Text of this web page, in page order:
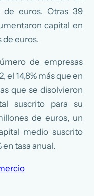
de euros. Otras 39
capital en
de euros.
de empresas
el 14,8% más que en
que se disolvieron
suscrito para su
de euros, un
medio suscrito
en tasa anual.